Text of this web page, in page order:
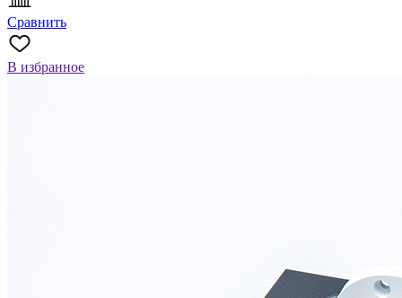
Сравнить
В избранное